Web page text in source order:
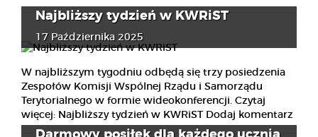
Najbliższy tydzień w KWRiST
17 Października 2025
W najbliższym tygodniu odbędą się trzy posiedzenia
Zespołów Komisji Wspólnej Rządu i Samorządu
Terytorialnego w formie wideokonferencji. Czytaj
więcej: Najbliższy tydzień w KWRiST Dodaj komentarz